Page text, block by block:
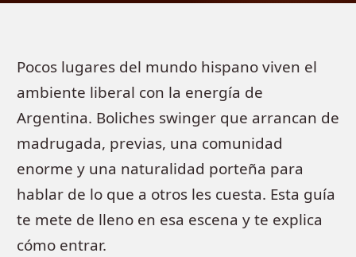
Pocos lugares del mundo hispano viven el
ambiente liberal con la energía de
Argentina. Boliches swinger que arrancan de
madrugada, previas, una comunidad
enorme y una naturalidad porteña para
hablar de lo que a otros les cuesta. Esta guía
te mete de lleno en esa escena y te explica
cómo entrar.